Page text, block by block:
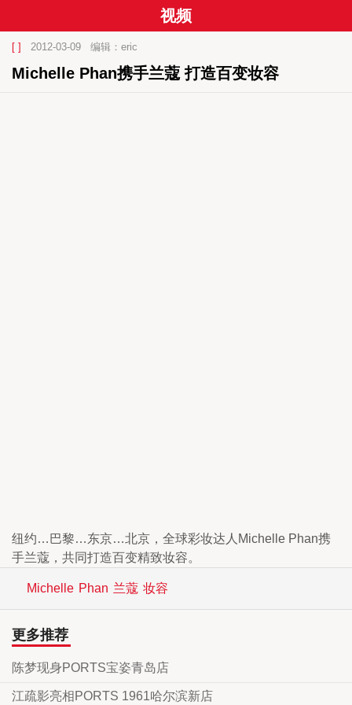
视频
[ ] 2012-03-09 编辑：eric
Michelle Phan携手兰蔻 打造百变妆容
纽约…巴黎…东京…北京，全球彩妆达人Michelle Phan携
手兰蔻，共同打造百变精致妆容。
Michelle Phan 兰蔻 妆容
更多推荐
陈梦现身PORTS宝姿青岛店
江疏影亮相PORTS 1961哈尔滨新店